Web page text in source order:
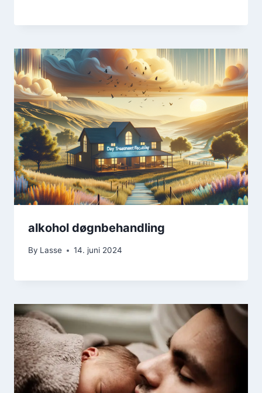
alkohol døgnbehandling
By Lasse 14. juni 2024